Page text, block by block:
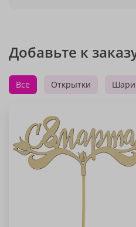
Добавьте к
Все Открытки